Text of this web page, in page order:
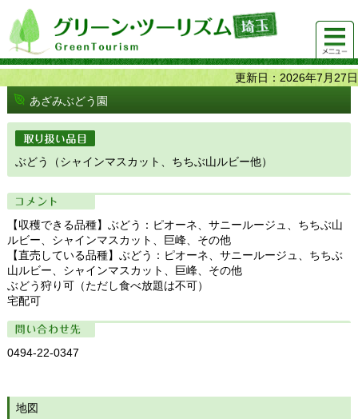
グリーンツーリズム埼玉 緑豊かな農山村で 楽しく！
美味しく！
メニュ
ー
更新日：2026年7月27日
あざみぶどう園
取り扱い品目
ぶどう（シャインマスカット、ちちぶ山ルビー他）
コメント
【収穫できる品種】ぶどう：ピオーネ、サニールージュ、ちちぶ山
ルビー、シャインマスカット、巨峰、その他
【直売している品種】ぶどう：ピオーネ、サニールージュ、ちちぶ
山ルビー、シャインマスカット、巨峰、その他
ぶどう狩り可（ただし食べ放題は不可）
宅配可
問い合わせ先
0494-22-0347
地図